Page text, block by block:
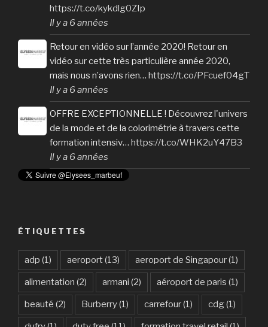
https://t.co/kykdlg0ZIp
Il y a 6 années
Retour en vidéo sur l’année 2020! Retour en
vidéo sur cette très particulière année 2020,
mais nous n’avons rien… https://t.co/PFcuef04gT
Il y a 6 années
OFFRE EXCEPTIONNELLE ! Découvrez l'univers
de la mode et de la colorimétrie à travers cette
formation intensiv… https://t.co/WHK2uY47B3
Il y a 6 années
ÉTIQUETTES
adp (1) aeroport(13) aeroport de Singapour(1)
alimentation (2) armani (2) aéroport de paris (1)
beauté (2) Burberry(1) carrefour(1) cdg(1)